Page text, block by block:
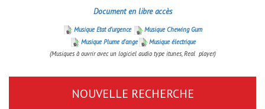
Document en libre accès
Musique Etat d'urgence
Musique Chewing Gum
Musique Plume d'ange
Musique électrique
(Musiques à ouvrir avec un logiciel audio type itunes, Real player)
NOUVELLE RECHERCHE